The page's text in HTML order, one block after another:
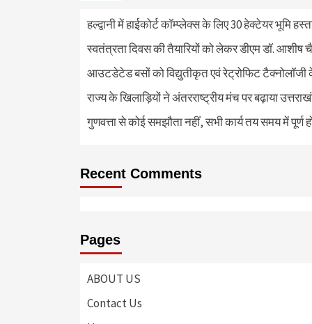
हल्द्वानी में हाईकोर्ट कॉम्प्लेक्स के लिए 30 हेक्टेयर भूमि
स्वतंत्रता दिवस की तैयारियों को लेकर डीएम डॉ. आशीष
आउटडेटेड बसों को विद्युतीकृत एवं रेट्रोफिट टैक्नोलाॅजी
राज्य के खिलाड़ियों ने अंतरराष्ट्रीय मंच पर बढ़ाया
गुणवत्ता से कोई समझौता नहीं, सभी कार्य तय समय में पूर्ण
Recent Comments
Pages
ABOUT US
Contact Us